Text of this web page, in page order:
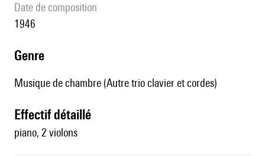
date de composition
1946
genre
Musique de chambre (Autre trio clavier et cordes)
effectif détaillé
piano, 2 violons